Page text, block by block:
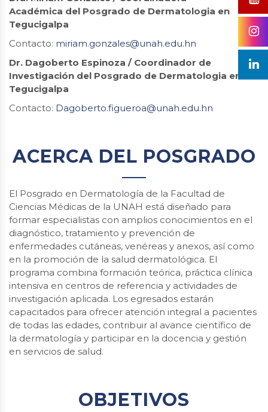
Académica del Posgrado de Dermatologia en
Tegucigalpa
Contacto: miriam.gonzales@unah.edu.hn
Dr. Dagoberto Espinoza / Coordinador de
Investigación del Posgrado de Dermatologia en
Tegucigalpa
Contacto: Dagoberto.figueroa@unah.edu.hn
ACERCA DEL POSGRADO
El Posgrado en Dermatología de la Facultad de
Ciencias Médicas de la UNAH está diseñado para
formar especialistas con amplios conocimientos en el
diagnóstico, tratamiento y prevención de
enfermedades cutáneas, venéreas y anexos, así como
en la promoción de la salud dermatológica. El
programa combina formación teórica, práctica clínica
intensiva en centros de referencia y actividades de
investigación aplicada. Los egresados estarán
capacitados para ofrecer atención integral a pacientes
de todas las edades, contribuir al avance científico de
la dermatología y participar en la docencia y gestión
en servicios de salud.
OBJETIVOS